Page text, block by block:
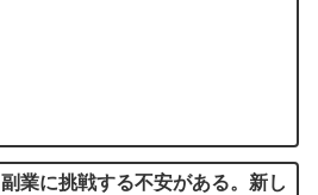
副業に挑戦する不安がある。新し